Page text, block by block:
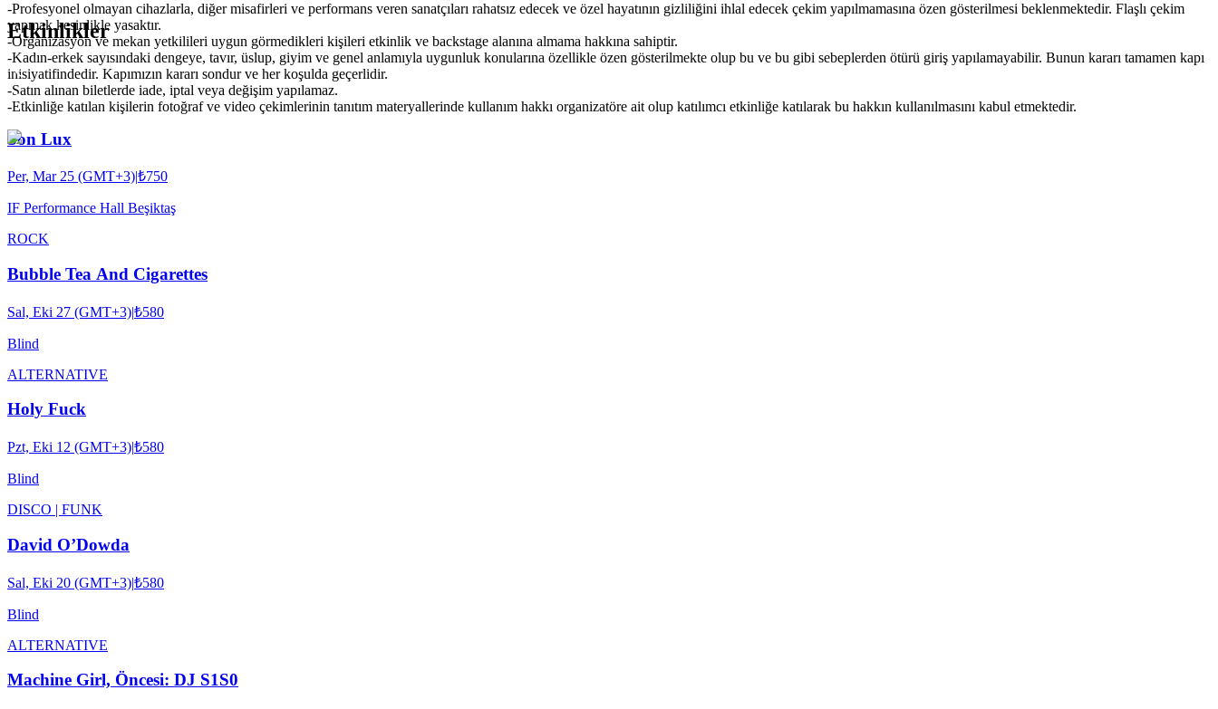
-Profesyonel olmayan cihazlarla, diğer misafirleri ve performans veren sanatçıları rahatsız edecek ve özel hayatının gizliliğini ihlal edecek çekim yapılmamasına özen gösterilmesi beklenmektedir. Flaşlı çekim
yapmak kesinlikle yasaktır.
-Organizasyon ve mekan yetkilileri uygun görmedikleri kişileri etkinlik ve backstage alanına almama hakkına sahiptir.
-Kadın-erkek sayısındaki dengeye, tavır, üslup, giyim ve genel anlamıyla uygunluk konularına özellikle özen gösterilmekte olup bu ve bu gibi sebeplerden ötürü giriş yapılamayabilir. Bunun kararı tamamen kapı
inisiyatifindedir. Kapımızın kararı sondur ve her koşulda geçerlidir.
-Satın alınan biletlerde iade, iptal veya değişim yapılamaz.
-Etkinliğe katılan kişilerin fotoğraf ve video çekimlerinin tanıtım materyallerinde kullanım hakkı organizatöre ait olup katılımcı etkinliğe katılarak bu hakkın kullanılmasını kabul etmektedir.
Etkinlikler
Son Lux
Per, Mar 25 (GMT+3)|₺750
IF Performance Hall Beşiktaş
ROCK
Bubble Tea And Cigarettes
Sal, Eki 27 (GMT+3)|₺580
Blind
ALTERNATIVE
Holy Fuck
Pzt, Eki 12 (GMT+3)|₺580
Blind
DISCO | FUNK
David O’Dowda
Sal, Eki 20 (GMT+3)|₺580
Blind
ALTERNATIVE
Machine Girl, Öncesi: DJ S1S0